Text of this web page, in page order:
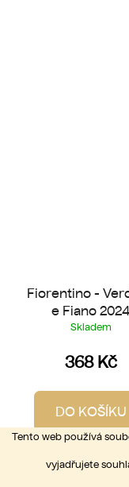
Tento web používá
vyjadřujete
Fiorentino -
e Fiano 2024
Skladem
368 Kč
DO KOŠÍKU
aromatické a osvěžující!